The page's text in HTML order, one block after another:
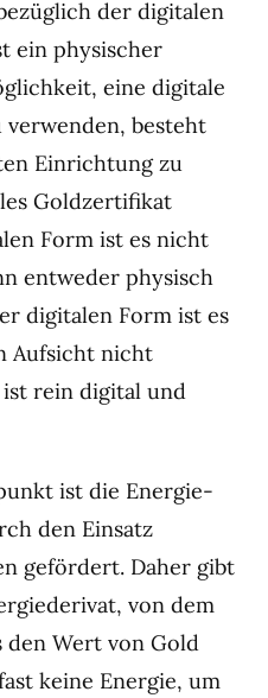
der digitalen
ein physischer
eine digitale
besteht
Einrichtung zu
Goldzertifikat
Form ist es nicht
entweder physisch
digitalen Form ist es
Aufsicht nicht
rein digital und
ist die Energie-
den Einsatz
gefördert. Daher gibt
von dem
den Wert von Gold
keine Energie, um